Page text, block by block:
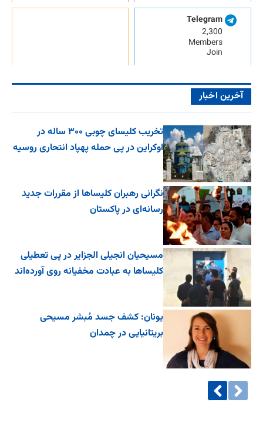
Telegram
2,300
Members
Join
آخرین اخبار
تخریب کلیسای چوبی ۳۰۰ ساله در
اوکراین در پی حمله پهپاد انتحاری روسیه
نگرانی رهبران کلیساها از مقررات جدید
رسانه‌ای در پاکستان
مسیحیان انجیلی الجزایر در پی تعطیلی
کلیساها به عبادت مخفیانه روی آورده‌اند
یونان: کشف جسد مُبشر مسیحی
بریتانیایی در چمدان